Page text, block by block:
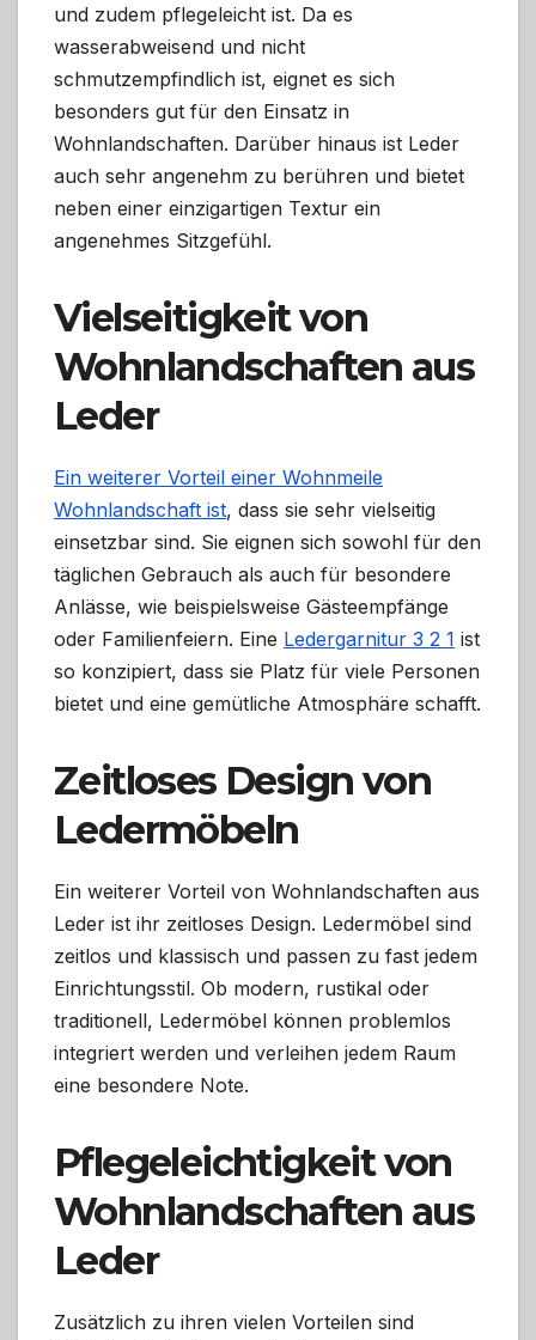
und zudem pflegeleicht ist. Da es
wasserabweisend und nicht
schmutzempfindlich ist, eignet es sich
besonders gut für den Einsatz in
Wohnlandschaften. Darüber hinaus ist Leder
auch sehr angenehm zu berühren und bietet
neben einer einzigartigen Textur ein
angenehmes Sitzgefühl.
Vielseitigkeit von
Wohnlandschaften aus
Leder
Ein weiterer Vorteil einer Wohnmeile
Wohnlandschaft ist, dass sie sehr vielseitig
einsetzbar sind. Sie eignen sich sowohl für den
täglichen Gebrauch als auch für besondere
Anlässe, wie beispielsweise Gästeempfänge
oder Familienfeiern. Eine Ledergarnitur 3 2 1 ist
so konzipiert, dass sie Platz für viele Personen
bietet und eine gemütliche Atmosphäre schafft.
Zeitloses Design von
Ledermöbeln
Ein weiterer Vorteil von Wohnlandschaften aus
Leder ist ihr zeitloses Design. Ledermöbel sind
zeitlos und klassisch und passen zu fast jedem
Einrichtungsstil. Ob modern, rustikal oder
traditionell, Ledermöbel können problemlos
integriert werden und verleihen jedem Raum
eine besondere Note.
Pflegeleichtigkeit von
Wohnlandschaften aus
Leder
Zusätzlich zu ihren vielen Vorteilen sind